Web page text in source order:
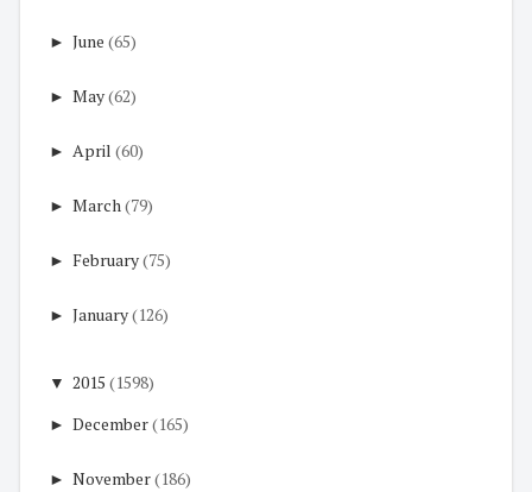
► June (65)
► May(62)
► April (60)
► March(79)
► February(75)
► January(126)
▼ 2015 (1598)
► December(165)
► November(186)